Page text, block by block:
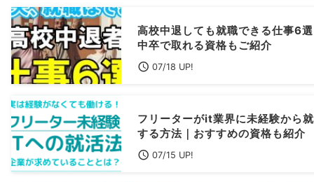
高校中退しても就職できる仕事6
中卒で取れる資格もご紹介
07/18 UP!
フリーターがit業界に未経験から
する方法｜おすすめの資格も紹介
07/15 UP!